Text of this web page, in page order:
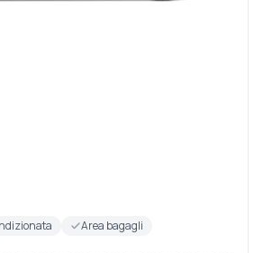
Area bagagli